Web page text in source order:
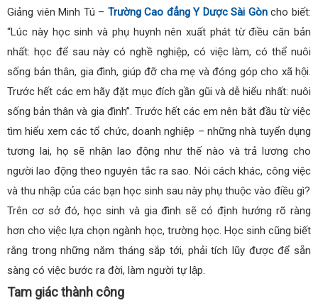
Giảng viên Minh Tú – Trường Cao đẳng Y Dược Sài Gòncho biết:
“Lúc này học sinh và phụ huynh nên xuất phát từ điều căn bản
nhất: học để sau này có nghề nghiệp, có việc làm, có thể nuôi
sống bản thân, gia đình, giúp đỡ cha mẹ và đóng góp cho xã hội.
Trước hết các em hãy đặt mục đích gần gũi và dễ hiểu nhất: nuôi
sống bản thân và gia đình”. Trước hết các em nên bắt đầu từ việc
tìm hiểu xem các tổ chức, doanh nghiệp – những nhà tuyển dụng
tương lai, họ sẽ nhận lao động như thế nào và trả lương cho
người lao động theo nguyên tắc ra sao. Nói cách khác, công việc
và thu nhập của các bạn học sinh sau này phụ thuộc vào điều gì?
Trên cơ sở đó, học sinh và gia đình sẽ có định hướng rõ ràng
hơn cho việc lựa chọn ngành học, trường học. Học sinh cũng biết
rằng trong những năm tháng sắp tới, phải tích lũy được để sẵn
sàng có việc bước ra đời, làm người tự lập.
Tam giác thành công